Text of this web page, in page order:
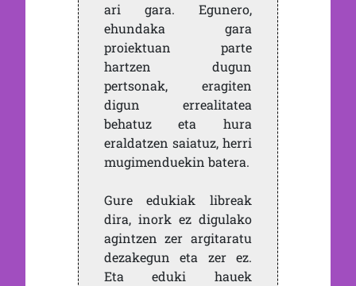
ari gara. Egunero,
ehundaka gara
proiektuan parte
hartzen dugun
pertsonak, eragiten
digun errealitatea
behatuz eta hura
eraldatzen saiatuz, herri
mugimenduekin batera.
Gure edukiak libreak
dira, inork ez digulako
agintzen zer argitaratu
dezakegun eta zer ez.
Eta eduki hauek